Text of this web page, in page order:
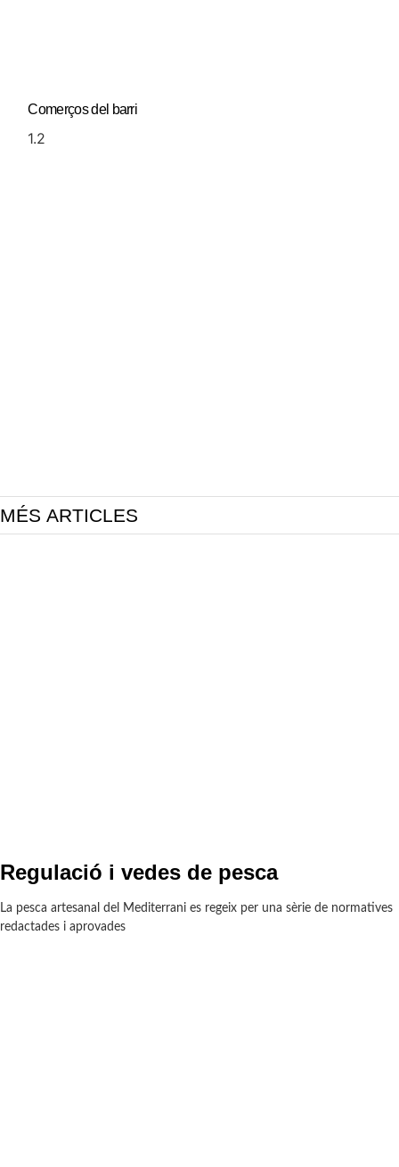
Comerços del barri
MÉS ARTICLES
Regulació i vedes de pesca
La pesca artesanal del Mediterrani es regeix per una sèrie de normatives
redactades i aprovades